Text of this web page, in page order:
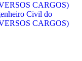
CARGOS)
Civil do
CARGOS)